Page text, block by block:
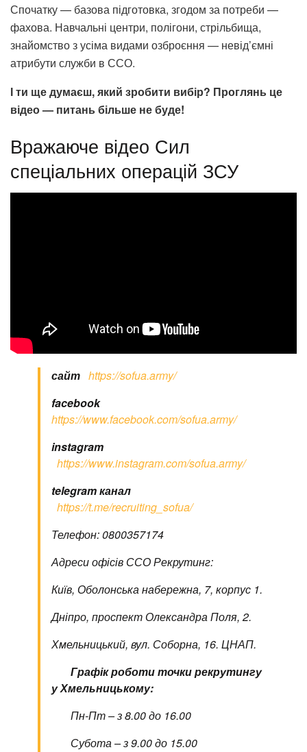
Спочатку — базова підготовка, згодом за потреби —
фахова. Навчальні центри, полігони, стрільбища,
знайомство з усіма видами озброєння — невід’ємні
атрибути служби в ССО.
І ти ще думаєш, який зробити вибір? Проглянь це
відео — питань більше не буде!
Вражаюче відео Сил
спеціальних операцій ЗСУ
сайт https://sofua.army/
facebook
https://www.facebook.com/sofua.army/
instagram
https://www.instagram.com/sofua.army/
telegram канал
https://t.me/recruiting_sofua/
Телефон: 0800357174
Адреси офісів ССО Рекрутинг:
Київ, Оболонська набережна, 7, корпус 1.
Дніпро, проспект Олександра Поля, 2.
Хмельницький, вул. Соборна, 16. ЦНАП.
Графік роботи точки рекрутингу
у Хмельницькому:
Пн-Пт – з 8.00 до 16.00
Субота – з 9.00 до 15.00